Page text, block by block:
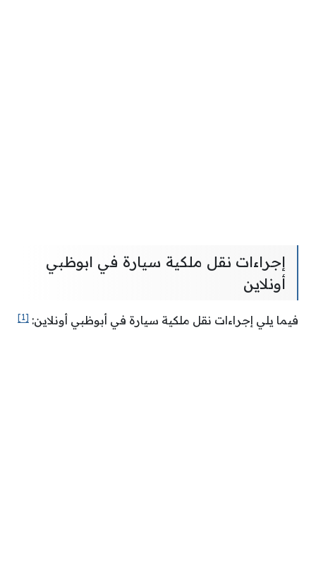
إجراءات نقل ملكية سيارة في ابوظبي
أونلاين
فيما يلي إجراءات نقل ملكية سيارة في أبوظبي أونلاين: [1]